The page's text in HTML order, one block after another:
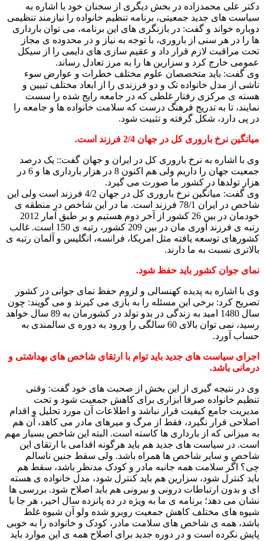
دکتر علی محمدزاده در بخش دیگری از سخنان خود با اشاره به
سیاست های جدید جمعیتی، برنامه تنظیم خانواده را نیازمند تنظیمی
دوباره خواند و گفت: در بازنگری های این برنامه، می توان بارداری
ها را در هر سنی از باروری، با توجه به نیاز و در محدوده ی مجاز
تحت مراقبت لازم قرار داد و عقیم سازی های دایمی را از سیکل
عمومی خارج کرد و سزارین ها را به مرز تعادل رساند.
وی گفت: باید متخصصان علوم مختلف خطرات و عوارض سوء
ناشی از مدل خانواده تک و دو فرزندی را از ابعاد مختلف تبیین و
هسته ی مرکزی رفتار غلطی که در جامعه رایج شده را سست
نمایند، تا به تدریج فرهنگ درست که سلامت خانواده ها و جامعه را
در پی دارد، شکل گرفته و تثبیت شود.
میانگین نرخ باروری کل در جهان 2/4 فرزند است.
وی با اشاره به نرخ باروری کل در ایران و جهان گفت:: یک درصد
جمعیت جهان را داریم ولی هم اکنون 8 در هزار بارداری ها و 6 در
هزار تولدها در کشور ما صورت می گیرد.
وی گفت: میانگین نرخ باروری کل در جهان 4/2 فرزند است ولی این
شاخص در ایران 78/1 فرزند است. ما در این شاخص در منطقه ی
خودمان در بین 26 کشور از آخر دوم هستیم و بر طبق آمار 2012
رتبه ی فرزند آوری مان در بین 209 کشور، رتبه ی 150 است. غالب
کشورهای توسعه یافته مثل امریکا، فرانسه، انگلیس و آلمان رتبه ی
بالاتری نسبت به ما دارند.
نمای جوان کشور باید حفظ شود.
وی با اشاره به پدیده کهنسالی و لزوم حفظ نمای جوانی در کشور
تصریح کرد: برخی این مسئله را به بازی می کیرند و می گویند: چون
سال 1480 امید به زندگی در بدو تولد در کشورمان به 89 سال خواهد
رسید، نمی توان بالای 60 سالگی را ورود به دوره ی سالمندی به
حساب آورد.
اجرای سیاست های جدید باید توام با ارتقای شاخص های بهداشتی و
درمانی باشد.
وی در نتیجه گیری از این بخش از صحبت های خود گفت: وقتی
تنظیم خانواده صرفا ابزاری برای کاهش جمعیت شود و تحت
مدیریت جامع کیفیت قرار نباشد و اطلاعات آن مورد تحلیل و اقدام
اصلاحی قرار نگیرد، فقط از مرگ و میرهای مادر می کاهد، آن هم
به میزانی که از بارداری ها کاسته است. البته این شاخص بسیار مهم
است. در سیاست های جدید هم باید هرگونه اقدامی با ارتقای این
شاخص و سایر شاخص ها همراه باشد. ولی سقط جنین ناسالم
چی؟ اگر سلامت همه جانبه مادر و کودک مدنظر باشد، سقط هم
باید کنترل شود، سزارین هم باید کنترل شود، مدل خانواده ی هسته
ای و بدون ارتباطات درونی و بیرونی هم باید اصلاح شود. بررسی ها
نشان می دهد؛ برنامه ی ما به ویژه در ده پانزده سال اخیر، هر جا با
شیوه های مختلف کاهش جمعیت روبرو شده ولو آن شیوه غلط
باشد، همه ی شاخص های سلامت مادر، کودک و خانواده را به خوبی
پایش نکرده است و در دوره جدید برای اصلاح همه ی این موارد باید